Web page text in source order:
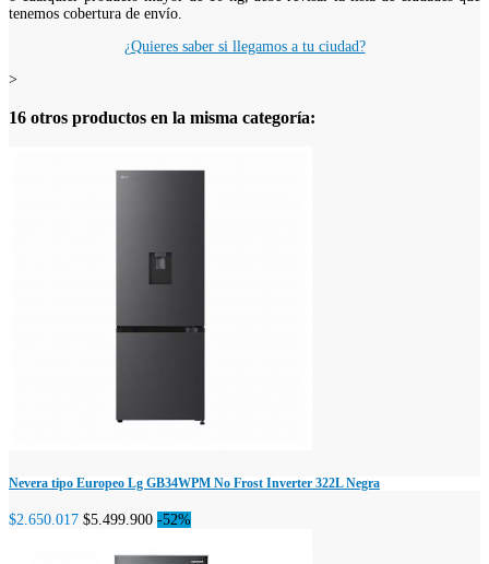
tenemos cobertura de envío.
¿Quieres saber si llegamos a tu ciudad?
>
16 otros productos en la misma categoría:
Nevera tipo Europeo Lg GB34WPM No Frost Inverter 322L Negra
$2.650.017 $5.499.900 -52%